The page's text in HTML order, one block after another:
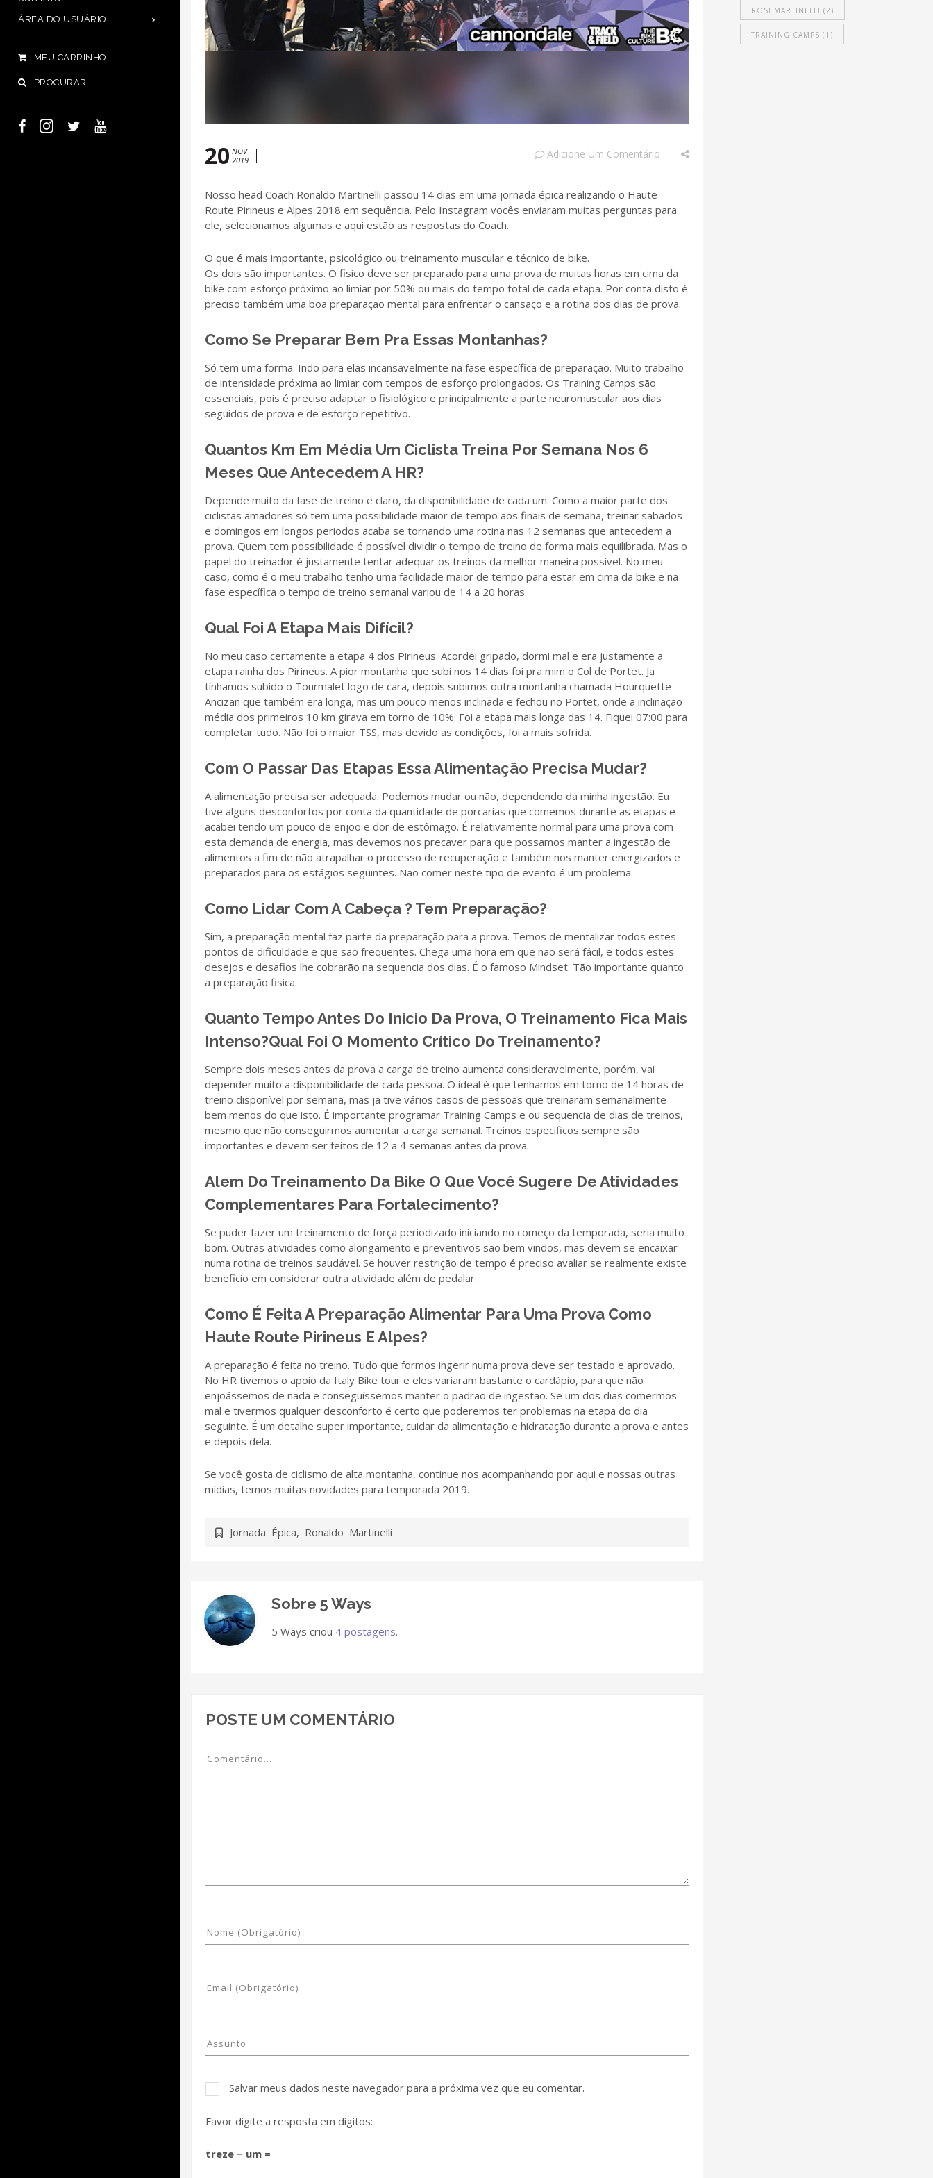
ÁREA DO USUÁRIO
MEU CARRINHO
PROCURAR
20 NOV
2019
Adicione Um Comentário
Nosso head Coach Ronaldo Martinelli passou 14 dias em uma jornada épica realizando o Haute
Route Pirineus e Alpes 2018 em sequência. Pelo Instagram vocês enviaram muitas perguntas para
ele, selecionamos algumas e aqui estão as respostas do Coach.
O que é mais importante, psicológico ou treinamento muscular e técnico de bike.
Os dois são importantes. O fisico deve ser preparado para uma prova de muitas horas em cima da
bike com esforço próximo ao limiar por 50% ou mais do tempo total de cada etapa. Por conta disto é
preciso também uma boa preparação mental para enfrentar o cansaço e a rotina dos dias de prova.
Como Se Preparar Bem Pra Essas Montanhas?
Só tem uma forma. Indo para elas incansavelmente na fase específica de preparação. Muito trabalho
de intensidade próxima ao limiar com tempos de esforço prolongados. Os Training Camps são
essenciais, pois é preciso adaptar o fisiológico e principalmente a parte neuromuscular aos dias
seguidos de prova e de esforço repetitivo.
Quantos Km Em Média Um Ciclista Treina Por Semana Nos 6
Meses Que Antecedem A HR?
Depende muito da fase de treino e claro, da disponibilidade de cada um. Como a maior parte dos
ciclistas amadores só tem uma possibilidade maior de tempo aos finais de semana, treinar sabados
e domingos em longos periodos acaba se tornando uma rotina nas 12 semanas que antecedem a
prova. Quem tem possibilidade é possível dividir o tempo de treino de forma mais equilibrada. Mas o
papel do treinador é justamente tentar adequar os treinos da melhor maneira possível. No meu
caso, como é o meu trabalho tenho uma facilidade maior de tempo para estar em cima da bike e na
fase específica o tempo de treino semanal variou de 14 a 20 horas.
Qual Foi A Etapa Mais Difícil?
No meu caso certamente a etapa 4 dos Pirineus. Acordei gripado, dormi mal e era justamente a
etapa rainha dos Pirineus. A pior montanha que subi nos 14 dias foi pra mim o Col de Portet. Ja
tínhamos subido o Tourmalet logo de cara, depois subimos outra montanha chamada Hourquette-
Ancizan que também era longa, mas um pouco menos inclinada e fechou no Portet, onde a inclinação
média dos primeiros 10 km girava em torno de 10%. Foi a etapa mais longa das 14. Fiquei 07:00 para
completar tudo. Não foi o maior TSS, mas devido as condições, foi a mais sofrida.
Com O Passar Das Etapas Essa Alimentação Precisa Mudar?
A alimentação precisa ser adequada. Podemos mudar ou não, dependendo da minha ingestão. Eu
tive alguns desconfortos por conta da quantidade de porcarias que comemos durante as etapas e
acabei tendo um pouco de enjoo e dor de estômago. É relativamente normal para uma prova com
esta demanda de energia, mas devemos nos precaver para que possamos manter a ingestão de
alimentos a fim de não atrapalhar o processo de recuperação e também nos manter energizados e
preparados para os estágios seguintes. Não comer neste tipo de evento é um problema.
Como Lidar Com A Cabeça ? Tem Preparação?
Sim, a preparação mental faz parte da preparação para a prova. Temos de mentalizar todos estes
pontos de dificuldade e que são frequentes. Chega uma hora em que não será fácil, e todos estes
desejos e desafios lhe cobrarão na sequencia dos dias. É o famoso Mindset. Tão importante quanto
a preparação fisica.
Quanto Tempo Antes Do Início Da Prova, O Treinamento Fica Mais
Intenso?qual Foi O Momento Crítico Do Treinamento?
Sempre dois meses antes da prova a carga de treino aumenta consideravelmente, porém, vai
depender muito a disponibilidade de cada pessoa. O ideal é que tenhamos em torno de 14 horas de
treino disponível por semana, mas ja tive vários casos de pessoas que treinaram semanalmente
bem menos do que isto. É importante programar Training Camps e ou sequencia de dias de treinos,
mesmo que não conseguirmos aumentar a carga semanal. Treinos especificos sempre são
importantes e devem ser feitos de 12 a 4 semanas antes da prova.
Alem Do Treinamento Da Bike O Que Você Sugere De Atividades
Complementares Para Fortalecimento?
Se puder fazer um treinamento de força periodizado iniciando no começo da temporada, seria muito
bom. Outras atividades como alongamento e preventivos são bem vindos, mas devem se encaixar
numa rotina de treinos saudável. Se houver restrição de tempo é preciso avaliar se realmente existe
beneficio em considerar outra atividade além de pedalar.
Como É Feita A Preparação Alimentar Para Uma Prova Como
Haute Route Pirineus E Alpes?
A preparação é feita no treino. Tudo que formos ingerir numa prova deve ser testado e aprovado.
No HR tivemos o apoio da Italy Bike tour e eles variaram bastante o cardápio, para que não
enjoássemos de nada e conseguíssemos manter o padrão de ingestão. Se um dos dias comermos
mal e tivermos qualquer desconforto é certo que poderemos ter problemas na etapa do dia
seguinte. É um detalhe super importante, cuidar da alimentação e hidratação durante a prova e antes
e depois dela.
Se você gosta de ciclismo de alta montanha, continue nos acompanhando por aqui e nossas outras
mídias, temos muitas novidades para temporada 2019.
Jornada Épica, Ronaldo Martinelli
Sobre 5 Ways
5 Ways criou 4 postagens.
POSTE UM COMENTÁRIO
Salvar meus dados neste navegador para a próxima vez que eu comentar.
Favor digite a resposta em dígitos:
treze − um =
ROSI MARTINELLI (2)
TRAINING CAMPS (1)